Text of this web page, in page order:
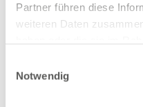
Partner führen diese
weiteren Daten
Einstellungen zu den
Notwendig
EMYO Getränke